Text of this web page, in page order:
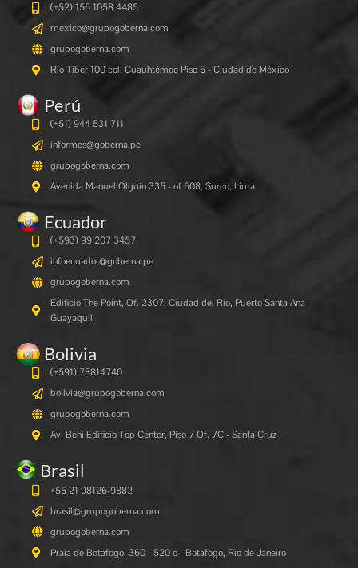
(+52) 156 1058 4485
mexico@grupogoberna.com
grupogoberna.com
Río Tiber 100 col. Cuauhtémoc Piso 6 - Ciudad de México
Perú
(+51) 944 531 711
informes@goberna.pe
grupogoberna.com
Avenida Manuel Olguín 335 - of 608, Surco, Lima
Ecuador
(+593) 99 207 3457
infoecuador@goberna.pe
grupogoberna.com
Edificio The Point, Of. 2307, Ciudad del Río, Puerto Santa Ana -
Guayaquil
Bolivia
(+591) 78814740
bolivia@grupogoberna.com
grupogoberna.com
Av. Beni Edificio Top Center, Piso 7 Of. 7C - Santa Cruz
Brasil
+55 21 98126-9882
brasil@grupogoberna.com
grupogoberna.com
Praia de Botafogo, 360 - 520 c - Botafogo, Rio de Janeiro